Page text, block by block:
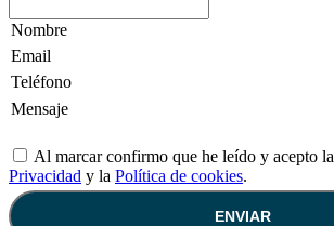
Al marcar confirmo que he leído y acepto la
Privacidad y la Política de cookies.
ENVIAR